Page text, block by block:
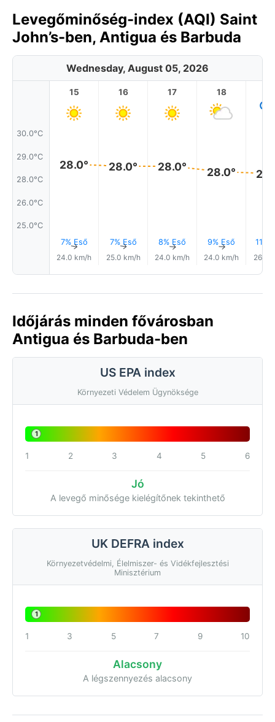
Levegőminőség-index (AQI) Saint
John’s-ben, Antigua és Barbuda
Wednesday, August 05, 2026
30.0°C
29.0°C
28.0°C
26.0°C
25.0°C
15
28.0°
7% Eső
↑
24.0 km/h
16
28.0°
7% Eső
↑
25.0 km/h
17
28.0°
8% Eső
↑
24.0 km/h
18
28.0°
9% Eső
↑
24.0 km/h
11%
26.0
Időjárás minden fővárosban
Antigua és Barbuda-ben
US EPA index
Környezeti Védelem Ügynöksége
1
1 2 3 4 5 6
Jó
A levegő minősége kielégítőnek tekinthető
UK DEFRA index
Környezetvédelmi, Élelmiszer- és Vidékfejlesztési
Minisztérium
1
1 3 5 7 9 10
Alacsony
A légszennyezés alacsony